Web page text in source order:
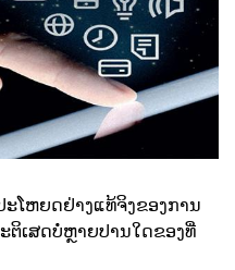
ໂຫຍດຢ່າງແທ້ຈິງຂອງການ
ຕິເສດບໍ່ຫຼາຍປານໃດຂອງທີ່